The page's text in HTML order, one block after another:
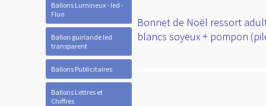
Ballons Lumineux - led -
Fluo
Ballon guirlande led
transparent
Ballons Publicitaires
Ballons Lettres et
Chiffres
Bonnet de Noël ressort
blancs soyeux + pompon